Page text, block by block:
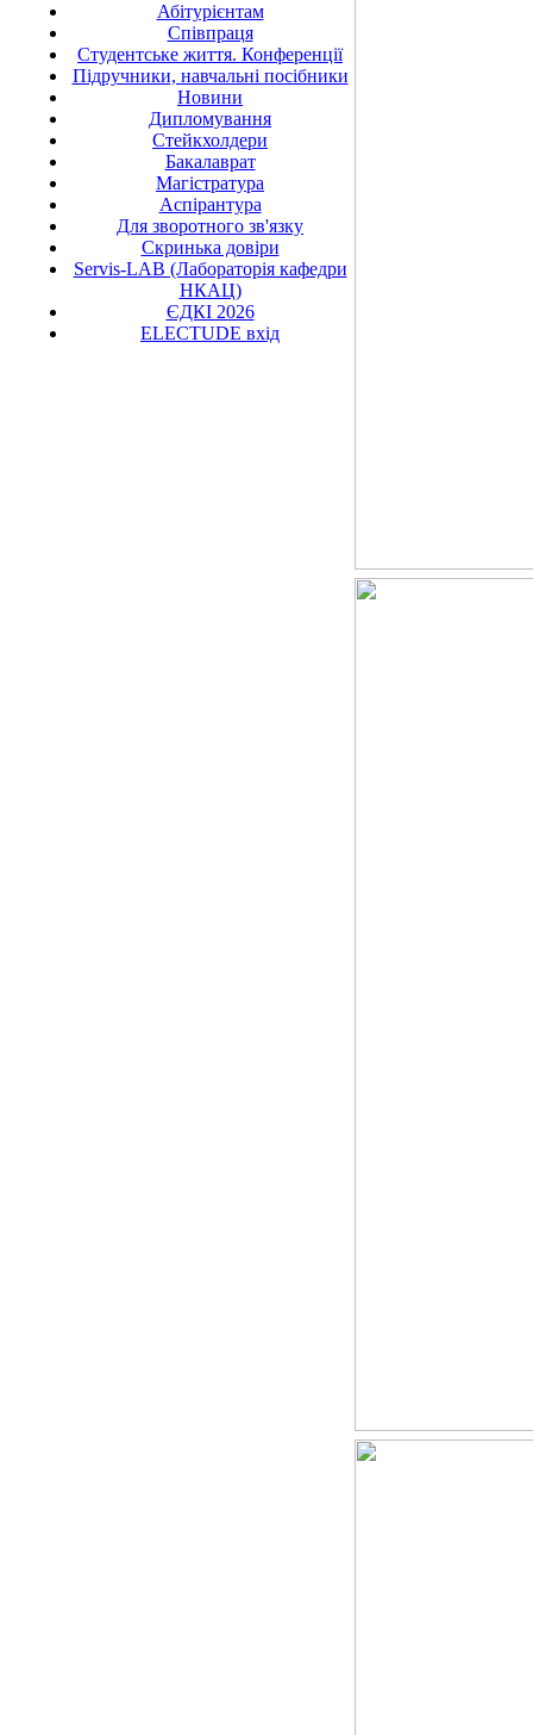
Абітурієнтам
Співпраця
Студентське життя. Конференції
Підручники, навчальні посібники
Новини
Дипломування
Стейкхолдери
Бакалаврат
Магістратура
Аспірантура
Для зворотного зв'язку
Скринька довіри
Servis-LAB (Лабораторія кафедри
НКАЦ)
ЄДКІ 2026
ELECTUDE вхід